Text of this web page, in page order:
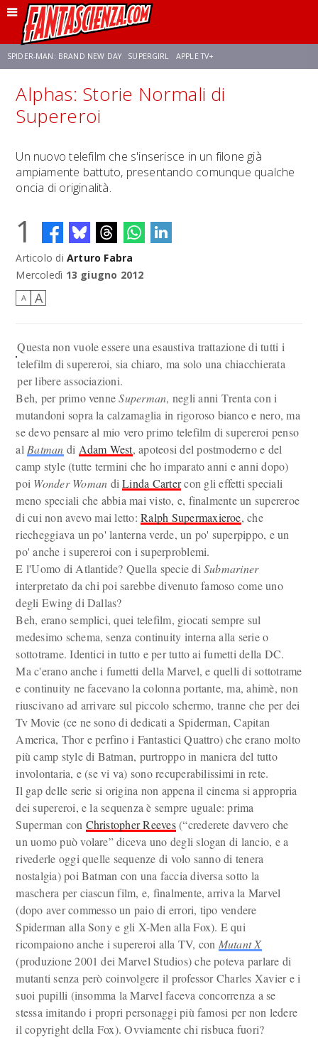
SPIDER-MAN: BRAND NEW DAY SUPERGIRL APPLE TV+
FRANCO RICCIARDIELLO ZENDAYA AVENGERS: DOOMSDAY
Alphas: Storie Normali di
Supereroi
Un nuovo telefilm che s'inserisce in un filone già
ampiamente battuto, presentando comunque qualche
oncia di originalità.
1
Articolo di Arturo Fabra
Mercoledì 13 giugno 2012
A A
Questa non vuole essere una esaustiva trattazione di tutti i
telefilm di supereroi, sia chiaro, ma solo una chiacchierata
per libere associazioni.
Beh, per primo venneSuperman, negli anni Trenta con i
mutandoni sopra la calzamaglia in rigoroso bianco e nero, ma
se devo pensare al mio vero primo telefilm di supereroi penso
al Batman di Adam West, apoteosi del postmoderno e del
camp style (tutte termini che ho imparato anni e anni dopo)
poi Wonder Woman diLinda Cartercon gli effetti speciali
meno speciali che abbia mai visto, e, finalmente un supereroe
di cui non avevo mai letto:Ralph Supermaxieroe, che
riecheggiava un po' lanterna verde, un po' superpippo, e un
po' anche i supereroi con i superproblemi.
E l'Uomo di Atlantide? Quella specie diSubmariner
interpretato da chi poi sarebbe divenuto famoso come uno
degli Ewing di Dallas?
Beh, erano semplici, quei telefilm, giocati sempre sul
medesimo schema, senza continuity interna alla serie o
sottotrame. Identici in tutto e per tutto ai fumetti della DC.
Ma c'erano anche i fumetti della Marvel, e quelli di sottotrame
e continuity ne facevano la colonna portante, ma, ahimè, non
riuscivano ad arrivare sul piccolo schermo, tranne che per dei
Tv Movie (ce ne sono di dedicati a Spiderman, Capitan
America, Thor e perfino i Fantastici Quattro) che erano molto
più camp style di Batman, purtroppo in maniera del tutto
involontaria, e (se vi va) sono recuperabilissimi in rete.
Il gap delle serie si origina non appena il cinema si appropria
dei supereroi, e la sequenza è sempre uguale: prima
Superman con Christopher Reeves(“crederete davvero che
un uomo può volare” diceva uno degli slogan di lancio, e a
rivederle oggi quelle sequenze di volo sanno di tenera
nostalgia) poi Batman con una faccia diversa sotto la
maschera per ciascun film, e, finalmente, arriva la Marvel
(dopo aver commesso un paio di errori, tipo vendere
Spiderman alla Sony e gli X-Men alla Fox). E qui
ricompaiono anche i supereroi alla TV, con Mutant X
(produzione 2001 dei Marvel Studios) che poteva parlare di
mutanti senza però coinvolgere il professor Charles Xavier e i
suoi pupilli (insomma la Marvel faceva concorrenza a se
stessa imitando i propri personaggi più famosi per non ledere
il copyright della Fox). Ovviamente chi risbuca fuori?